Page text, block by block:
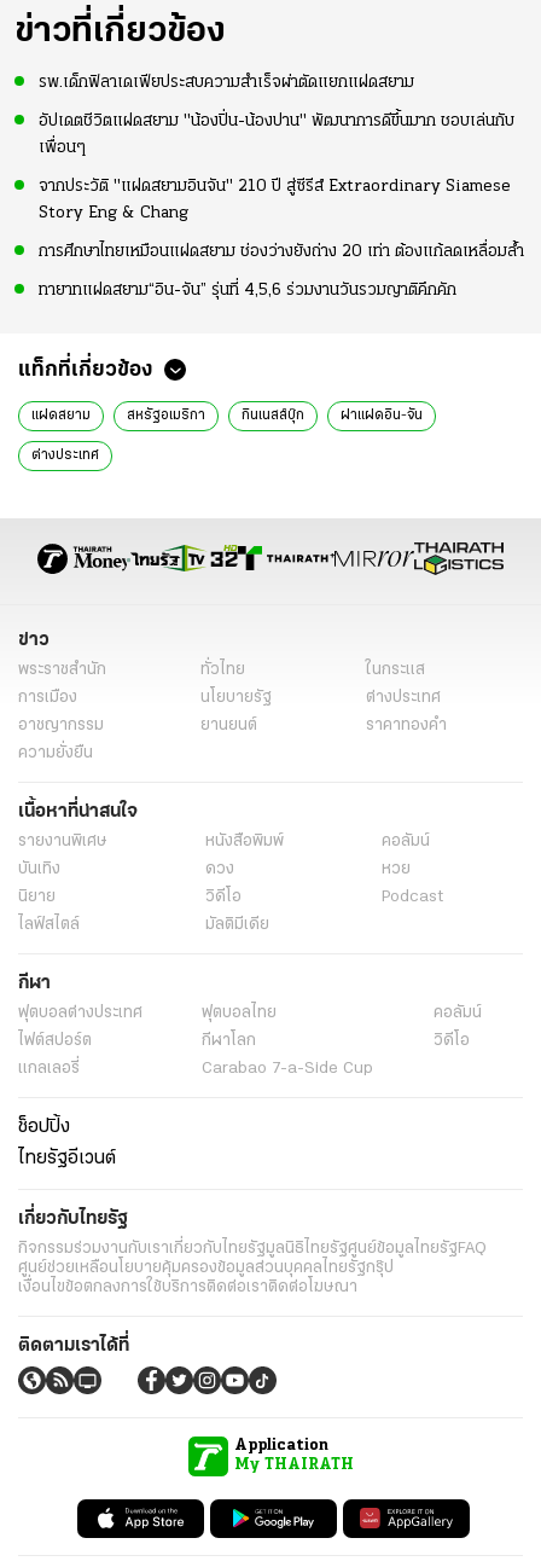
ข่าวที่เกี่ยวข้อง
รพ.เด็กฟิลาเดเฟียประสบความสำเร็จผ่าตัดแยกแฝดสยาม
อัปเดตชีวิตแฝดสยาม "น้องปิ่น-น้องปาน" พัฒนาการดีขึ้นมาก ชอบเล่นกับ
เพื่อนๆ
จากประวัติ "แฝดสยามอินจัน" 210 ปี สู่ซีรีส์ Extraordinary Siamese
Story Eng & Chang
การศึกษาไทยเหมือนแฝดสยาม ช่องว่างยังถ่าง 20 เท่า ต้องแก้ลดเหลื่อมล้ำ
ทายาทแฝดสยาม“อิน-จัน” รุ่นที่ 4,5,6 ร่วมงานวันรวมญาติคึกคัก
แท็กที่เกี่ยวข้อง
แฝดสยาม สหรัฐอเมริกา กินเนสส์บุ๊ก ฝาแฝดอิน-จัน
ต่างประเทศ
ข่าว
พระราชสำนัก ทั่วไทย
ในกระแส
การเมือง
นโยบายรัฐ
ต่างประเทศ
อาชญากรรม
ยานยนต์
ราคาทองคำ
ความยั่งยืน
เนื้อหาที่น่าสนใจ
รายงานพิเศษ หนังสือพิมพ์
คอลัมน์
บันเทิง
ดวง
หวย
นิยาย
วิดีโอ
Podcast
ไลฟ์สไตล์
มัลติมีเดีย
กีฬา
ฟุตบอลต่่างประเทศ ฟุตบอลไทย
คอลัมน์
ไฟต์สปอร์ต
กีฬาโลก
วิดีโอ
แกลเลอรี่
Carabao 7-a-Side Cup
ช็อปปิ้ง
ไทยรัฐอีเวนต์
เกี่ยวกับไทยรัฐ
กิจกรรมร่วมงานกับเราเกี่ยวกับไทยรัฐมูลนิธิไทยรัฐศูนย์ข้อมูลไทยรัฐFAQ
ศูนย์ช่วยเหลือนโยบายคุ้มครองข้อมูลส่วนบุคคลไทยรัฐกรุ๊ป
เงื่อนไขข้อตกลงการใช้บริการติดต่อเราติดต่อโฆษณา
ติดตามเราได้ที่
Application
My THAIRATH